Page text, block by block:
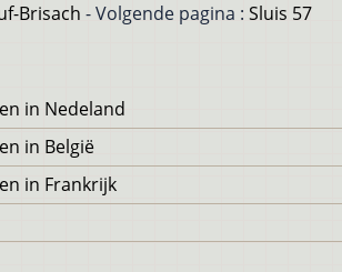
Brisach - Volgende pagina : Sluis 57
in Nedeland
in België
in Frankrijk